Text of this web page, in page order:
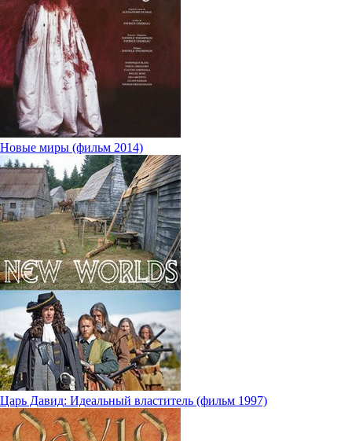
Новые миры (фильм 2014)
Царь Давид: Идеальный властитель (фильм 1997)